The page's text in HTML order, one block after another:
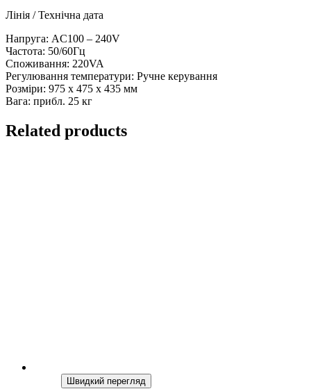
Лінія / Технічна дата
Напруга: AC100 – 240V
Частота: 50/60Гц
Споживання: 220VA
Регулювання температури: Ручне керування
Розміри: 975 x 475 x 435 мм
Вага: прибл. 25 кг
Related products
Швидкий перегляд